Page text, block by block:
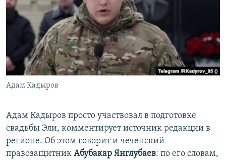
Адам Кадыров
Адам Кадыров просто участвовал в подготовке
свадьбы Эли, комментирует источник редакции в
регионе. Об этом говорит и чеченский
правозащитник Абубакар Янглубаев: по его словам,